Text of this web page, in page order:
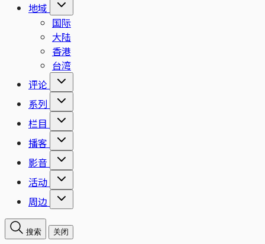
地域
国际
大陆
香港
台湾
评论
系列
栏目
播客
影音
活动
周边
搜索 关闭